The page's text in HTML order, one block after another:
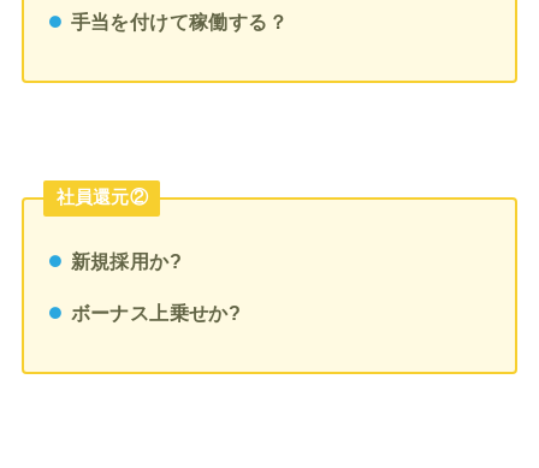
手当を付けて稼働する？
社員還元②
新規採用か?
ボーナス上乗せか?